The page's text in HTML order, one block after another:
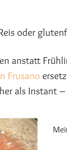
oder
anstatt
Frusano
als Instant –